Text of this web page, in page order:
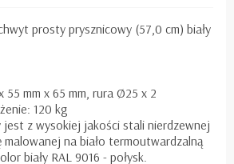
prosty prysznicowy (57,0 cm) biały
55 mm x 65 mm, rura Ø25 x 2
120 kg
z wysokiej jakości stali nierdzewnej
na biało termoutwardzalną
biały RAL 9016 - połysk.